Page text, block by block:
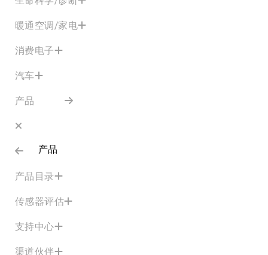
暖通空调/家电
消费电子
汽车
产品
产品
产品目录
传感器评估
支持中心
渠道伙伴